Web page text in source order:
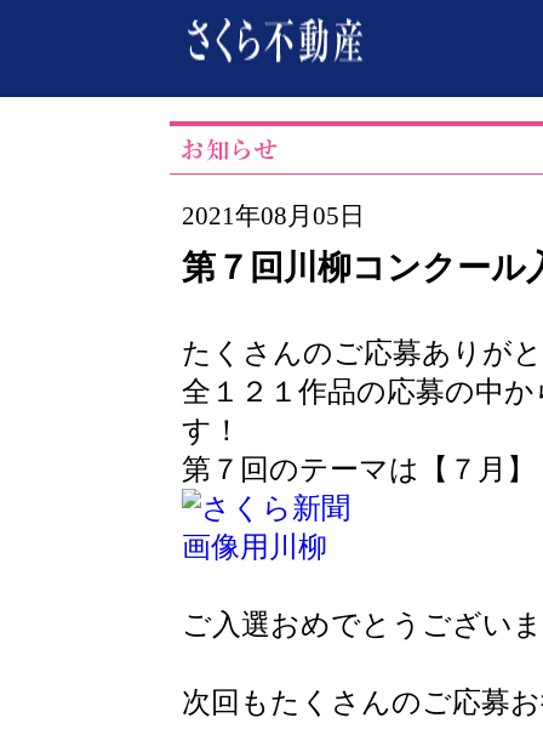
2021年08月05日
第７回川柳コンクール
たくさんのご応募ありが
全１２１作品の応募の中
す！
第７回のテーマは【７月】
ご入選おめでとうござい
次回もたくさんのご応募